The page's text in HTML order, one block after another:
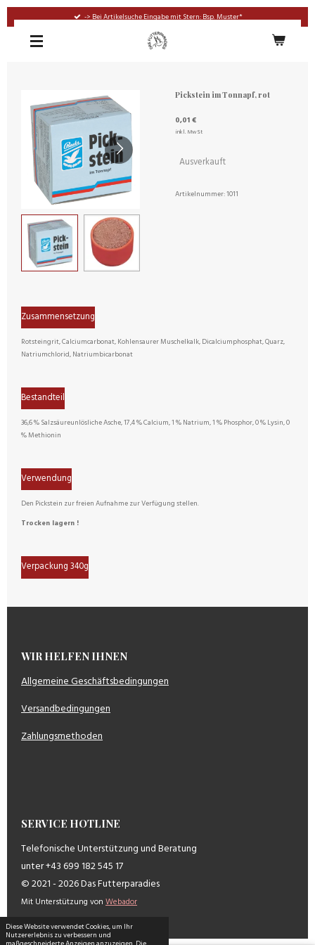
Diese Website verwendet Cookies, um Ihr
Nutzererlebnis zu verbessern und
springen
-> Bei Artikelsuche Eingabe mit Stern: Bsp. Muster*
Pickstein im Tonnapf, rot
0,01 €
inkl. MwSt
Ausverkauft
Artikelnummer:1011
Zusammensetzung
Rotsteingrit, Calciumcarbonat, Kohlensaurer Muschelkalk, Dicalciumphosphat, Quarz,
Natriumchlorid, Natriumbicarbonat
Bestandteil
36,6 % Salzsäureunlösliche Asche, 17,4 % Calcium, 1 % Natrium, 1 % Phosphor, 0 % Lysin, 0
% Methionin
Verwendung
Den Pickstein zur freien Aufnahme zur Verfügung stellen.
Trocken lagern !
Verpackung 340g
WIR HELFEN IHNEN
Allgemeine Geschäftsbedingungen
Versandbedingungen
Zahlungsmethoden
SERVICE HOTLINE
Telefonische Unterstützung und Beratung
unter +43 699 182 545 17
© 2021 - 2026 Das Futterparadies
Mit Unterstützung von Webador